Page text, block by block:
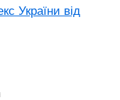
України від